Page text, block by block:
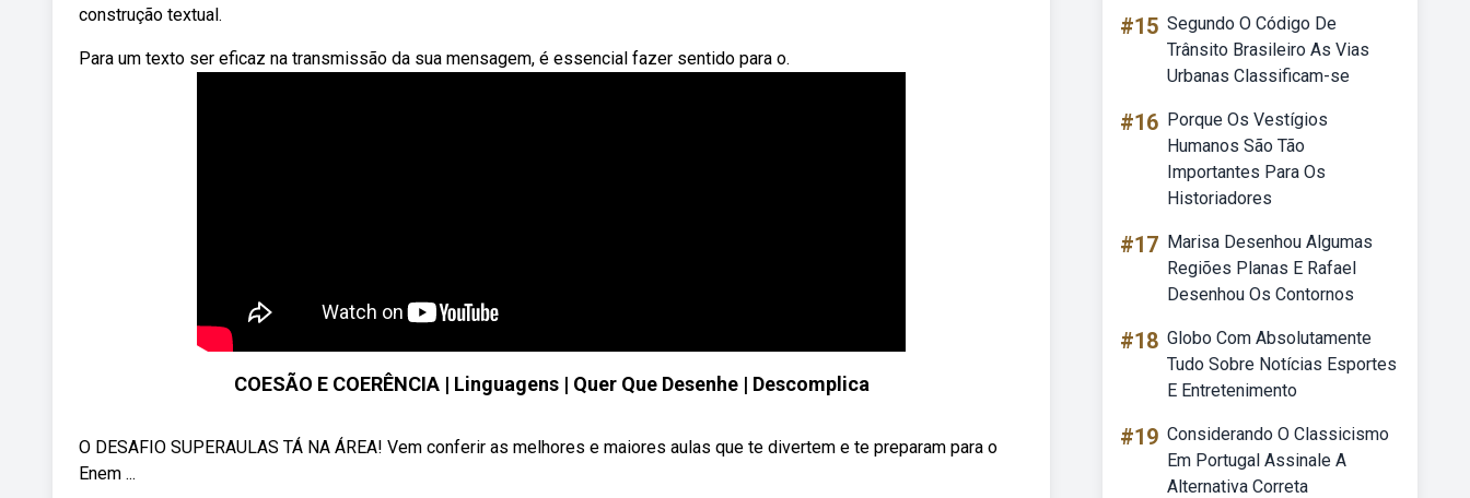
construção textual.
Para um texto ser eficaz na transmissão da sua mensagem, é essencial fazer sentido para o.
COESÃO E COERÊNCIA | Linguagens | Quer Que Desenhe | Descomplica
O DESAFIO SUPERAULAS TÁ NA ÁREA! Vem conferir as melhores e maiores aulas que te divertem e te preparam para o
Enem ...
#15 Segundo O Código De
Trânsito Brasileiro As Vias
Urbanas Classificam-se
#16 Porque Os Vestígios
Humanos São Tão
Importantes Para Os
Historiadores
#17 Marisa Desenhou Algumas
Regiões Planas E Rafael
Desenhou Os Contornos
#18 Globo Com Absolutamente
Tudo Sobre Notícias Esportes
E Entretenimento
#19 Considerando O Classicismo
Em Portugal Assinale A
Alternativa Correta